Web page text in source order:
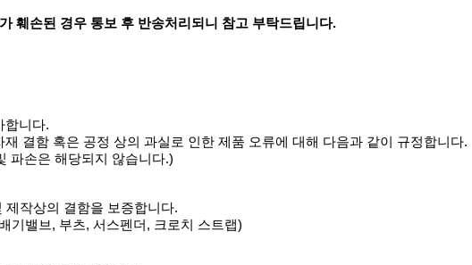
훼손된 경우 통보 후 반송처리되니 참고 부탁드립니다.
합니다.
결함 혹은 공정 상의 과실로 인한 제품 오류에 대해 다음과 같이 규정합니다.
파손은 해당되지 않습니다.)
작상의 결함을 보증합니다.
기밸브, 부츠, 서스펜더, 크로치 스트랩)